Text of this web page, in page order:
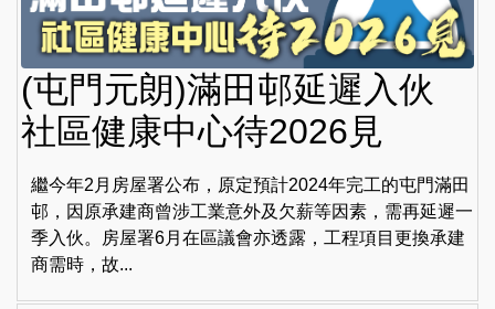
(屯門元朗)滿田邨延遲入伙
社區健康中心待2026見
繼今年2月房屋署公布，原定預計2024年完工的屯門滿田
邨，因原承建商曾涉工業意外及欠薪等因素，需再延遲一
季入伙。房屋署6月在區議會亦透露，工程項目更換承建
商需時，故...